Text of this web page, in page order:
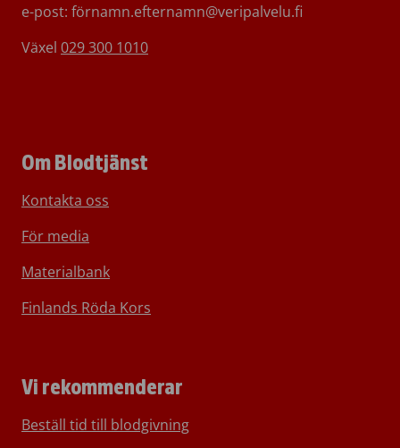
e-post: förnamn.efternamn@veripalvelu.fi
Växel 029 300 1010
Om Blodtjänst
Kontakta oss
För media
Materialbank
Finlands Röda Kors
Vi rekommenderar
Beställ tid till blodgivning